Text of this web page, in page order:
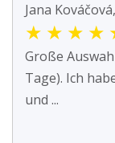
Jana
★ ★ ★ ★
Große
Tage). Ich
und ...